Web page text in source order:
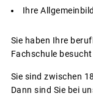
Ihre
Sie haben Ihre
Fachschule
Sie sind zwischen
Dann sind Sie bei